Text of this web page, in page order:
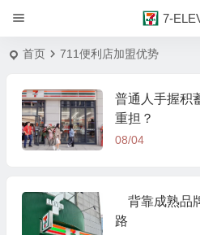
7-
首页 711便利店加盟优势
普通人手握积
重担？
08/04
背靠成熟品
路